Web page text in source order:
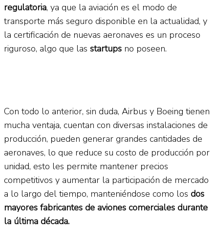
regulatoria, ya que la aviación es el modo de
transporte más seguro disponible en la actualidad, y
la certificación de nuevas aeronaves es un proceso
riguroso, algo que las startups no poseen.
Con todo lo anterior, sin duda, Airbus y Boeing tienen
mucha ventaja, cuentan con diversas instalaciones de
producción, pueden generar grandes cantidades de
aeronaves, lo que reduce su costo de producción por
unidad, esto les permite mantener precios
competitivos y aumentar la participación de mercado
a lo largo del tiempo, manteniéndose como los dos
mayores fabricantes de aviones comerciales durante
la última década.